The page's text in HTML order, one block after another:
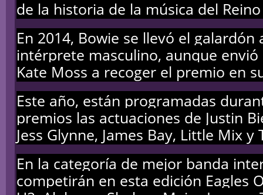
de la historia de la música del
En 2014, Bowie se llevó el galardón
intérprete masculino, aunque
Kate Moss a recoger el premio en
Este año, están programadas
premios las actuaciones de Justin
Jess Glynne, James Bay, Little Mix y
En la categoría de mejor banda
competirán en esta edición Eagles